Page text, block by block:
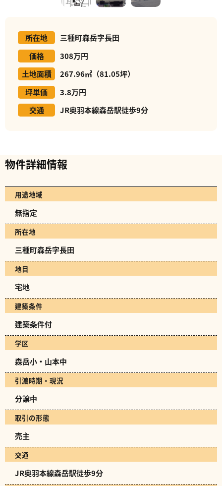
所在地
三種町森岳字長田
価格
308万円
土地面積
267.96㎡（81.05坪）
坪単価
3.8万円
交通
JR奥羽本線森岳駅徒歩9分
物件詳細情報
用途地域
無指定
所在地
三種町森岳字長田
地目
宅地
建築条件
建築条件付
学区
森岳小・山本中
引渡時期・現況
分譲中
取引の形態
売主
交通
JR奥羽本線森岳駅徒歩9分